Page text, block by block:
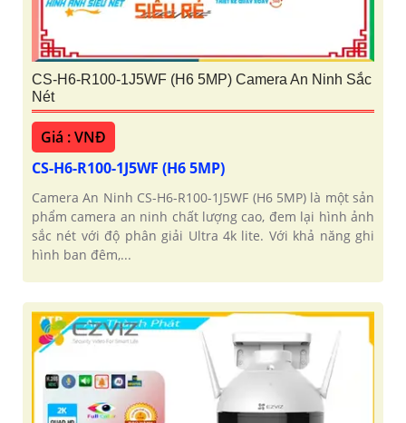
CS-H6-R100-1J5WF (H6 5MP) Camera An Ninh Sắc
Nét
Giá : VNĐ
CS-H6-R100-1J5WF (H6 5MP)
Camera An Ninh CS-H6-R100-1J5WF (H6 5MP) là một sản
phẩm camera an ninh chất lượng cao, đem lại hình ảnh
sắc nét với độ phân giải Ultra 4k lite. Với khả năng ghi
hình ban đêm,...